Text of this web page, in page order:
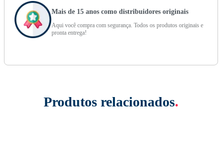
Mais de 15 anos como distribuidores originais
Aqui você compra com segurança. Todos os produtos originais e
pronta entrega!
Produtos relacionados.